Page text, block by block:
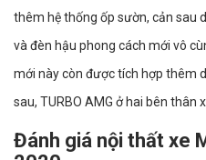
thêm hệ thống ốp sườn, cản sau
và đèn hậu phong cách mới vô
mới này còn được tích hợp thêm
sau, TURBO AMG ở hai bên thân
Đánh giá nội thất xe